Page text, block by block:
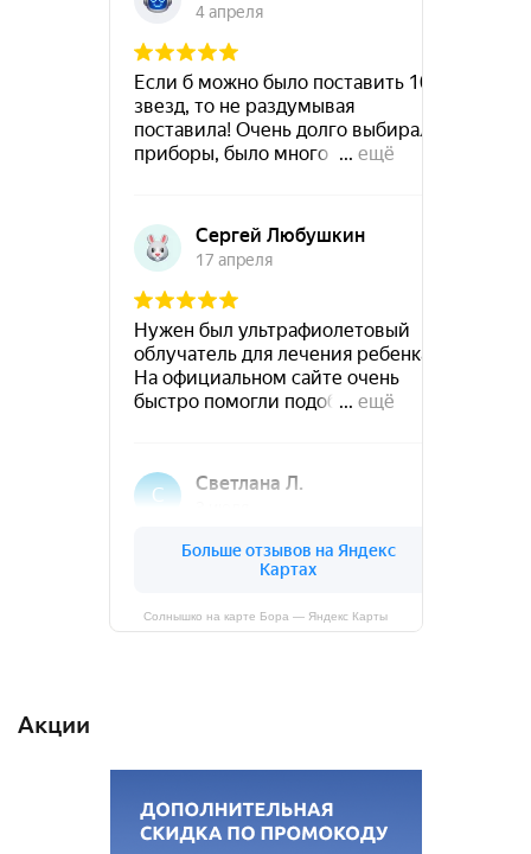
Солнышко на карте Бора — Яндекс Карты
Акции